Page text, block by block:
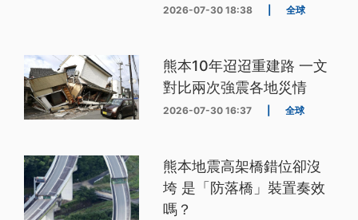
2026-07-30 18:38 全球
熊本10年迢迢重建路 一文
對比兩次強震各地災情
2026-07-30 16:37 全球
熊本地震高架橋錯位卻沒
垮 是「防落橋」裝置奏效
嗎？